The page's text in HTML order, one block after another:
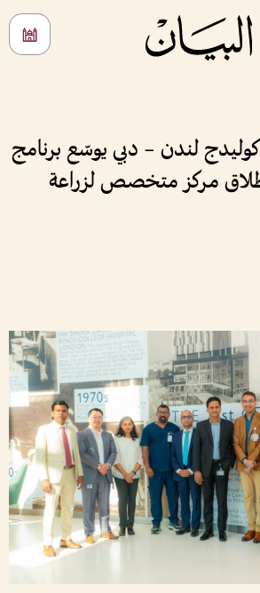
لندن – دبي يوسّع برنامج
مركز متخصص لزراعة